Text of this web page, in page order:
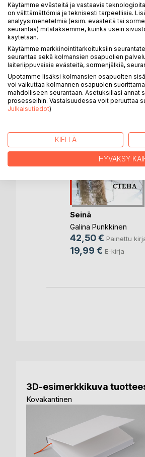
Valokuvat: Marja-Liisa
Malli: Galina Punkkinen
Luonto: Luumäki, Taavetti,
LISÄÄ
Seinä
Galina Punkkinen
42,50 € Painettu
19,99 € E-kirja
3D-esimerkkikuva
Kovakantinen
Käytämme evästeitä ja vastaavia
on välttämättömiä ja teknisesti tarpeellisia.
analyysimenetelmiä (esim. evästeitä tai
seurantaa) mitataksemme, kuinka usein
käytetään.
Käytämme markkinointitarkoituksiin
seurantaa sekä kolmansien osapuolien
laiteriippuvaisia evästeitä, sormenjälkiä,
Upotamme lisäksi kolmansien osapuolten
voi vaikuttaa kolmannen osapuolen
mahdolliseen seurantaan. Asetuksillasi annat
prosesseihin. Vastaisuudessa voit peruuttaa
Julkaisutiedot)
KIELLÄ
HYVÄKSY